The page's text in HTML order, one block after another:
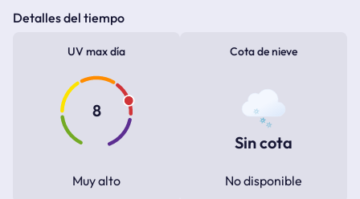
Detalles del tiempo
UV max día
8
Muy alto
Cota de nieve
Sin cota
No disponible